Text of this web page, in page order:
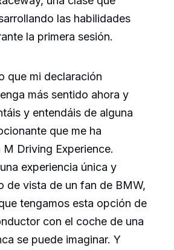
las habilidades
la primera sesión.
que mi declaración
más sentido ahora y
y entendáis de alguna
que me ha
Driving Experience.
experiencia única y
de vista de un fan de BMW,
tengamos esta opción de
con el coche de una
se puede imaginar. Y